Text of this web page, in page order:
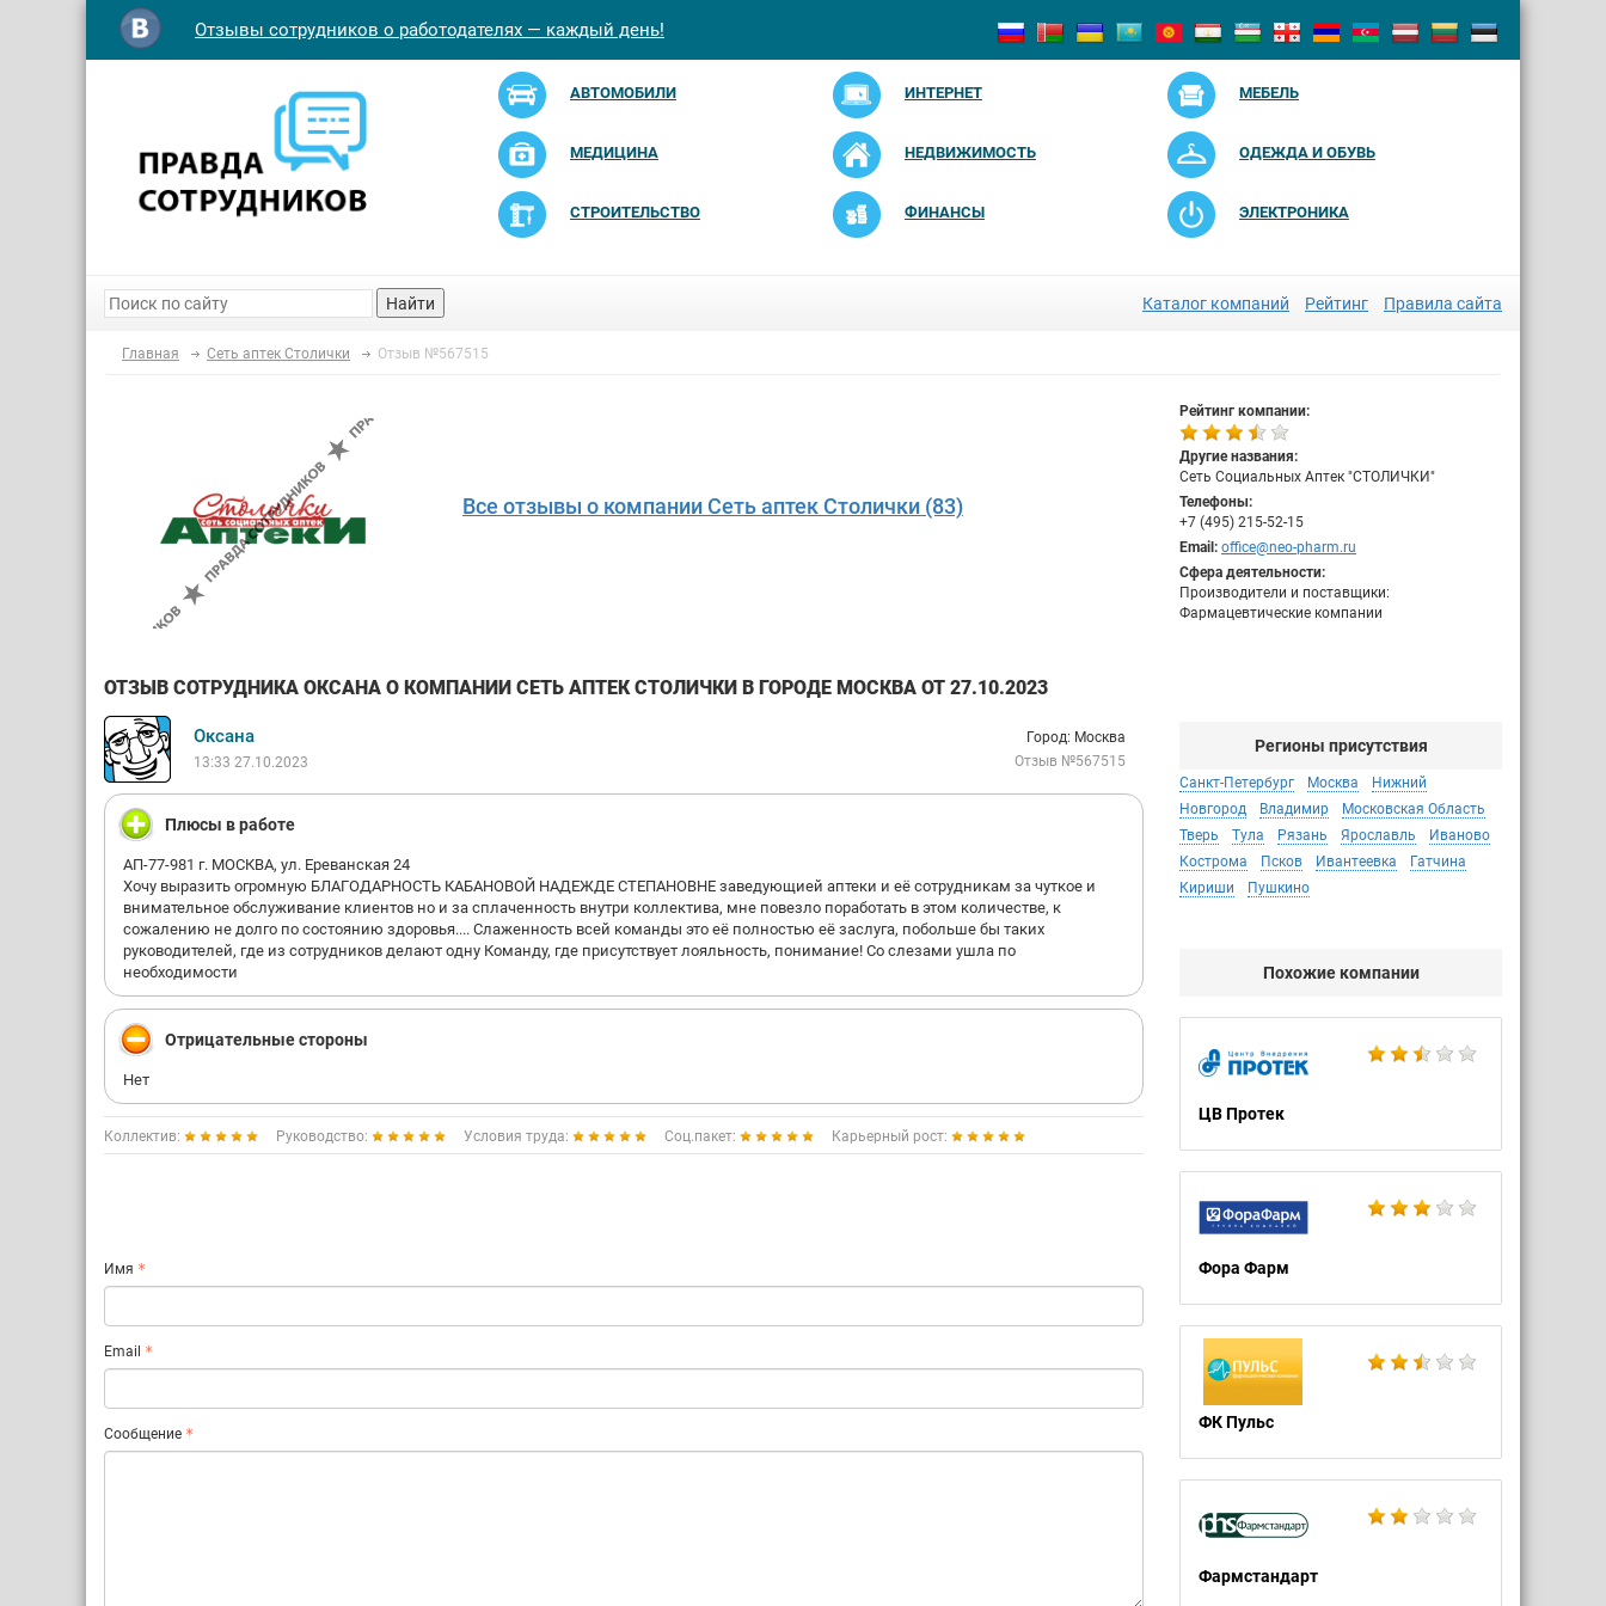
Отзывы сотрудников о работодателях — каждый день!
АВТОМОБИЛИ ИНТЕРНЕТ МЕБЕЛЬ
МЕДИЦИНА НЕДВИЖИМОСТЬ ОДЕЖДА И ОБУВЬ
СТРОИТЕЛЬСТВО ФИНАНСЫ ЭЛЕКТРОНИКА
Найти Каталог компаний Рейтинг Правила сайта
Главная Сеть аптек Столички Отзыв №567515
Все отзывы о компании Сеть аптек Столички (83)
Рейтинг компании:
Другие названия:
Сеть Социальных Аптек "СТОЛИЧКИ"
Телефоны:
+7 (495) 215-52-15
Email: office@neo-pharm.ru
Сфера деятельности:
Производители и поставщики:
Фармацевтические компании
ОТЗЫВ СОТРУДНИКА ОКСАНА О КОМПАНИИ СЕТЬ АПТЕК СТОЛИЧКИ В ГОРОДЕ МОСКВА ОТ 27.10.2023
Оксана
13:33 27.10.2023
Город: Москва
Отзыв №567515
Плюсы в работе
АП-77-981 г. МОСКВА, ул. Ереванская 24
Хочу выразить огромную БЛАГОДАРНОСТЬ КАБАНОВОЙ НАДЕЖДЕ СТЕПАНОВНЕ заведующией аптеки и её сотрудникам за чуткое и
внимательное обслуживание клиентов но и за сплаченность внутри коллектива, мне повезло поработать в этом количестве, к
сожалению не долго по состоянию здоровья.... Слаженность всей команды это её полностью её заслуга, побольше бы таких
руководителей, где из сотрудников делают одну Команду, где присутствует лояльность, понимание! Со слезами ушла по
необходимости
Отрицательные стороны
Нет
Коллектив: Руководство: Условия труда: Соц.пакет: Карьерный рост:
Имя
Email
Сообщение
Регионы присутствия
Санкт-Петербург Москва
Нижний
Новгород
Владимир
Московская Область
Тверь
Тула Рязань Ярославль
Иваново
Кострома
Псков Ивантеевка
Гатчина
Кириши
Пушкино
Похожие компании
ЦВ Протек
Фора Фарм
ФК Пульс
Фармстандарт